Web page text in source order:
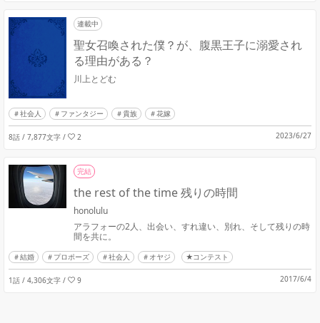
連載中
聖女召喚された僕？が、腹黒王子に溺愛され
る理由がある？
川上とどむ
社会人 ファンタジー 貴族 花嫁
8話 / 7,877文字 / 2 2023/6/27
完結
the rest of the time 残りの時間
honolulu
アラフォーの2人、出会い、すれ違い、別れ、そして残りの時
間を共に。
結婚 プロポーズ 社会人 オヤジ ★コンテスト
1話 / 4,306文字 / 9 2017/6/4